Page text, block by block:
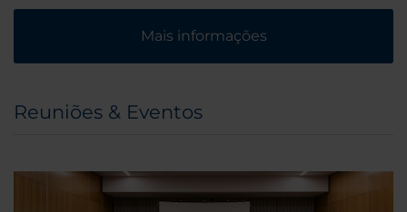
Mais informações
Reuniões & Eventos